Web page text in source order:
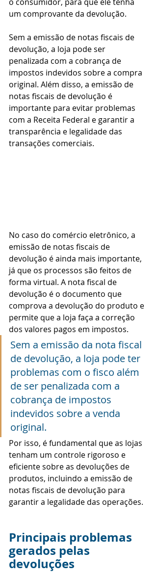
um comprovante da devolução.
Sem a emissão de notas fiscais de
devolução, a loja pode ser
penalizada com a cobrança de
impostos indevidos sobre a compra
original. Além disso, a emissão de
notas fiscais de devolução é
importante para evitar problemas
com a Receita Federal e garantir a
transparência e legalidade das
transações comerciais.
No caso do comércio eletrônico, a
emissão de notas fiscais de
devolução é ainda mais importante,
já que os processos são feitos de
forma virtual. A nota fiscal de
devolução é o documento que
comprova a devolução do produto e
permite que a loja faça a correção
dos valores pagos em impostos.
Sem a emissão da nota fiscal
de devolução, a loja pode ter
problemas com o fisco além
de ser penalizada com a
cobrança de impostos
indevidos sobre a venda
original.
Por isso, é fundamental que as lojas
tenham um controle rigoroso e
eficiente sobre as devoluções de
produtos, incluindo a emissão de
notas fiscais de devolução para
garantir a legalidade das operações.
Principais problemas
gerados pelas
devoluções